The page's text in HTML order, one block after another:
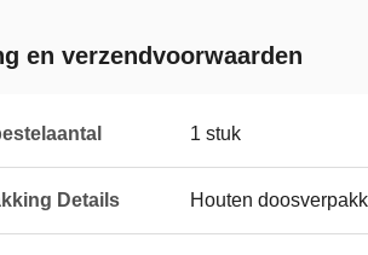
en verzendvoorwaarden
1 stuk
Details Houten